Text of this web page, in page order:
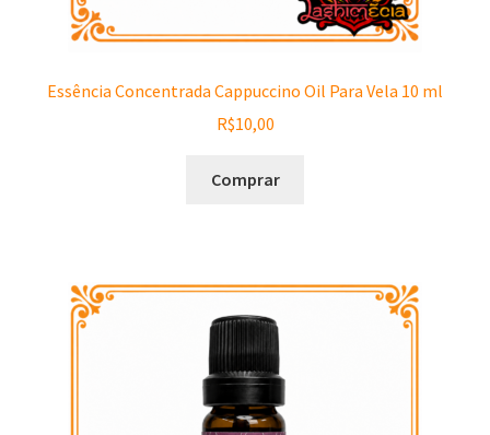
Essência Concentrada Cappuccino Oil Para Vela 10 ml
R$10,00
Comprar